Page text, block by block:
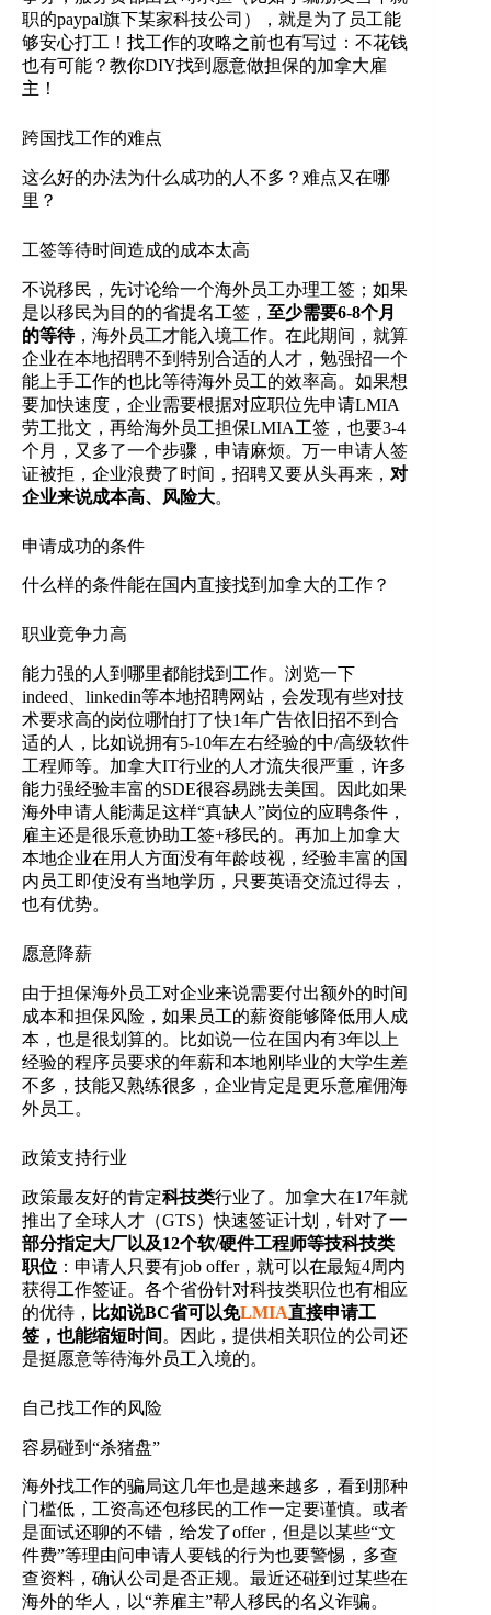
职的paypal旗下某家科技公司），就是为了员工能
够安心打工！找工作的攻略之前也有写过：不花钱
也有可能？教你DIY找到愿意做担保的加拿大雇
主！
跨国找工作的难点
这么好的办法为什么成功的人不多？难点又在哪
里？
工签等待时间造成的成本太高
不说移民，先讨论给一个海外员工办理工签；如果
是以移民为目的的省提名工签， 至少需要6-8个月
的等待，海外员工才能入境工作。在此期间，就算
企业在本地招聘不到特别合适的人才，勉强招一个
能上手工作的也比等待海外员工的效率高。如果想
要加快速度，企业需要根据对应职位先申请LMIA
劳工批文，再给海外员工担保LMIA工签，也要3-4
个月，又多了一个步骤，申请麻烦。万一申请人签
证被拒，企业浪费了时间，招聘又要从头再来， 对
企业来说成本高、风险大。
申请成功的条件
什么样的条件能在国内直接找到加拿大的工作？
职业竞争力高
能力强的人到哪里都能找到工作。浏览一下
indeed、linkedin等本地招聘网站，会发现有些对技
术要求高的岗位哪怕打了快1年广告依旧招不到合
适的人，比如说拥有5-10年左右经验的中/高级软件
工程师等。加拿大IT行业的人才流失很严重，许多
能力强经验丰富的SDE很容易跳去美国。因此如果
海外申请人能满足这样“真缺人”岗位的应聘条件，
雇主还是很乐意协助工签+移民的。再加上加拿大
本地企业在用人方面没有年龄歧视，经验丰富的国
内员工即使没有当地学历，只要英语交流过得去，
也有优势。
愿意降薪
由于担保海外员工对企业来说需要付出额外的时间
成本和担保风险，如果员工的薪资能够降低用人成
本，也是很划算的。比如说一位在国内有3年以上
经验的程序员要求的年薪和本地刚毕业的大学生差
不多，技能又熟练很多，企业肯定是更乐意雇佣海
外员工。
政策支持行业
政策最友好的肯定科技类行业了。加拿大在17年就
推出了全球人才（GTS）快速签证计划，针对了一
部分指定大厂以及12个软/硬件工程师等技科技类
职位 ：申请人只要有job offer，就可以在最短4周内
获得工作签证。各个省份针对科技类职位也有相应
的优待， 比如说BC省可以免LMIA直接申请工
签，也能缩短时间 。因此，提供相关职位的公司还
是挺愿意等待海外员工入境的。
自己找工作的风险
容易碰到“杀猪盘”
海外找工作的骗局这几年也是越来越多，看到那种
门槛低，工资高还包移民的工作一定要谨慎。或者
是面试还聊的不错，给发了offer，但是以某些“文
件费”等理由问申请人要钱的行为也要警惕，多查
查资料，确认公司是否正规。最近还碰到过某些在
海外的华人，以“养雇主”帮人移民的名义诈骗。